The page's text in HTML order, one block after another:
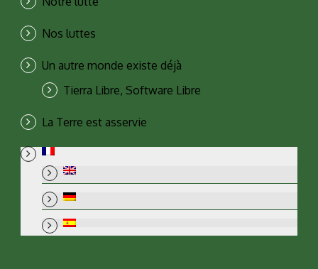
Nos luttes
Un autre monde existe déjà
Tierra Libre, Software Libre
La Terre est asservie